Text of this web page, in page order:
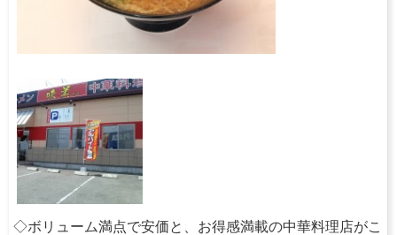
◇ボリューム満点で安価と、お得感満載の中華料理店がこ